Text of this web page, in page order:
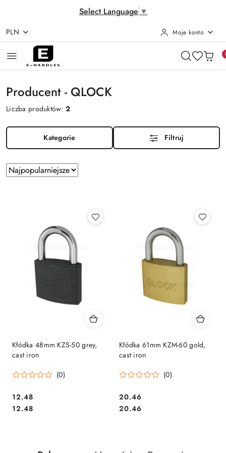
Select Language ▼
Przejdź do treści głównej
Przejdź do wyszukiwarki
Przejdź do moje konto
Przejdź do menu głównego
Przejdź do stopki
PLN Moje konto
Producent - QLOCK
Liczba produktów:2
Kategorie Filtruj
Zastosowano
sortowanie:
Sortuj
według
Kłódka 48mm KZS-50 grey,
cast iron
(0)
Cena:
12.48
Cena:
12.48
Kłódka 61mm KZM-60 gold,
cast iron
(0)
Cena:
20.46
Cena:
20.46